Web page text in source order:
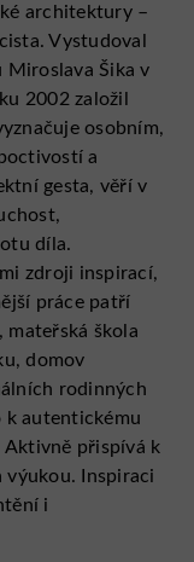
architektury –
Vystudoval
Šika v
2002 založil
osobním,
a
gesta, věří v
díla.
zdroji inspirací,
práce patří
mateřská škola
domov
rodinných
autentickému
přispívá k
výukou. Inspiraci
i